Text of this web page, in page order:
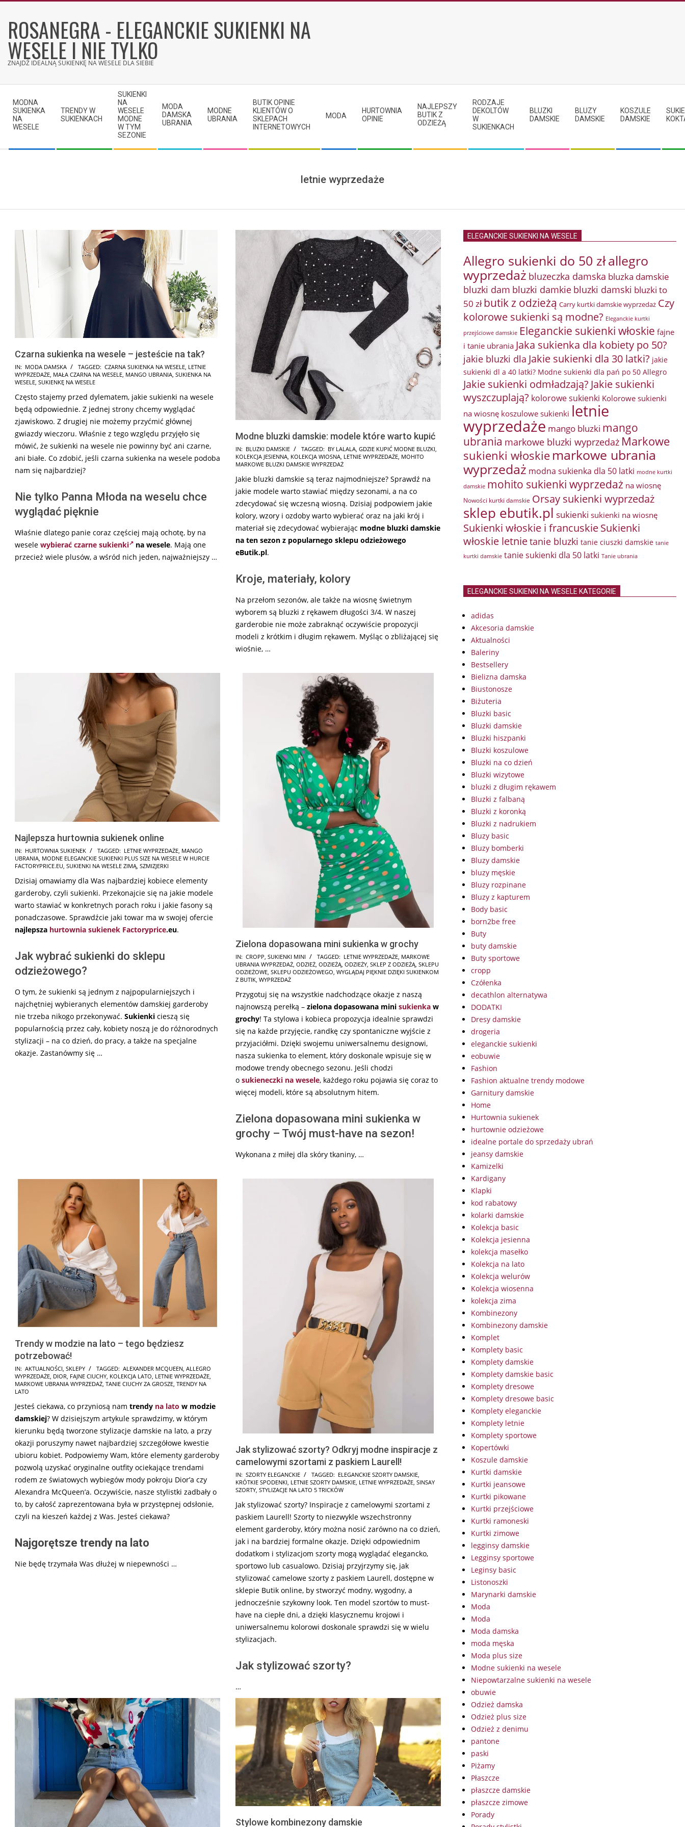
contentROSANEGRA - ELEGANCKIE SUKIENKI NA
WESELE I NIE TYLKO
ZNAJDŹ IDEALNĄ SUKIENKĘ NA WESELE DLA SIEBIE
Navigation
Menu
MODNA
SUKIENKA
NA
WESELE
TRENDY W
SUKIENKACH
SUKIENKI
NA
WESELE
MODNE
W TYM
SEZONIE
MODA
DAMSKA
UBRANIA
MODNE
UBRANIA
BUTIK OPINIE
KLIENTÓW O
SKLEPACH
INTERNETOWYCH
MODA
HURTOWNIA
OPINIE
NAJLEPSZY
BUTIK Z
ODZIEŻĄ
RODZAJE
DEKOLTÓW
W
SUKIENKACH
BLUZKI
DAMSKIE
BLUZY
DAMSKIE
KOSZULE
DAMSKIE
letnie wyprzedaże
Czarna sukienka na wesele – jesteście na tak?
2026-
05-
IN: MODA DAMSKA TAGGED: CZARNA SUKIENKA NA WESELE, LETNIE
WYPRZEDAŻE, MAŁA CZARNA NA WESELE, MANGO UBRANIA, SUKIENKA NA
WESELE, SUKIENKĘ NA WESELE
Często stajemy przed dylematem, jakie sukienki na wesele
będą odpowiednie. Z jednej strony chcemy wyglądać
zjawiskowo. Z drugiej nie możemy przyćmić głównej
gwiazdy wieczoru. Właśnie z tego względu przyjęło się
mówić, że sukienki na wesele nie powinny być ani czarne,
ani białe. Co zdobić, jeśli czarna sukienka na wesele podoba
nam się najbardziej?
Nie tylko Panna Młoda na weselu chce
wyglądać pięknie
Właśnie dlatego panie coraz częściej mają ochotę, by na
wesele wybierać czarne sukienki na wesele. Mają one
przecież wiele plusów, a wśród nich jeden, najważniejszy …
Modne bluzki damskie: modele które warto kupić
2026-
01-
IN: BLUZKI DAMSKIE TAGGED: BY LALALA, GDZIE KUPIĆ MODNE BLUZKI,
KOLEKCJA JESIENNA, KOLEKCJA WIOSNA, LETNIE WYPRZEDAŻE, MOHITO
MARKOWE BLUZKI DAMSKIE WYPRZEDAŻ
Jakie bluzki damskie są teraz najmodniejsze? Sprawdź na
jakie modele warto stawiać między sezonami, a na co
zdecydować się wczesną wiosną. Dzisiaj podpowiem jakie
kolory, wzory i ozdoby warto wybierać oraz na jaki krój i
materiał się zdecydować wybierając modne bluzki damskie
na ten sezon z popularnego sklepu odzieżowego
eButik.pl.
Kroje, materiały, kolory
Na przełom sezonów, ale także na wiosnę świetnym
wyborem są bluzki z rękawem długości 3/4. W naszej
garderobie nie może zabraknąć oczywiście propozycji
modeli z krótkim i długim rękawem. Myśląc o zbliżającej się
wiośnie, …
Najlepsza hurtownia sukienek online
2025-
12-
IN: HURTOWNIA SUKIENEK TAGGED: LETNIE WYPRZEDAŻE, MANGO
UBRANIA, MODNE ELEGANCKIE SUKIENKI PLUS SIZE NA WESELE W HURCIE
FACTORYPRICE.EU, SUKIENKI NA WESELE ZIMĄ, SZMIZJERKI
Dzisiaj omawiamy dla Was najbardziej kobiece elementy
garderoby, czyli sukienki. Przekonajcie się na jakie modele
warto stawiać w konkretnych porach roku i jakie fasony są
ponadczasowe. Sprawdźcie jaki towar ma w swojej ofercie
najlepsza hurtownia sukienek Factoryprice.eu.
Jak wybrać sukienki do sklepu
odzieżowego?
O tym, że sukienki są jednym z najpopularniejszych i
najchętniej wybieranych elementów damskiej garderoby
nie trzeba nikogo przekonywać. Sukienki cieszą się
popularnością przez cały, kobiety noszą je do różnorodnych
stylizacji – na co dzień, do pracy, a także na specjalne
okazje. Zastanówmy się …
Zielona dopasowana mini sukienka w grochy
2025-
08-
31
IN: CROPP SUKIENKI MINI TAGGED: LETNIE WYPRZEDAŻE MARKOWE
UBRANIA WYPRZEDAŻ ODZIEŻ ODZIEŻĄ ODZIEŻY SKLEP Z ODZIEŻĄ SKLEPU
ODZIEŻOWE SKLEPU ODZIEŻOWEGO WYGLĄDAJ PIĘKNIE DZIĘKI SUKIENKOM
Z BUTIK WYPRZEDAŻ
Przygotuj się na wszystkie nadchodzące okazje z naszą
najnowszą perełką – zielona dopasowana mini sukienka w
grochy! Ta stylowa i kobieca propozycja idealnie sprawdzi
się na każde przyjęcie, randkę czy spontaniczne wyjście z
przyjaciółmi. Dzięki swojemu uniwersalnemu designowi,
nasza sukienka to element, który doskonale wpisuje się w
modowe trendy obecnego sezonu. Jeśli chodzi
o sukieneczki na wesele, każdego roku pojawia się coraz to
więcej modeli, które są absolutnym hitem.
Zielona dopasowana mini sukienka w
grochy – Twój must-have na sezon!
Wykonana z miłej dla skóry tkaniny, …
Trendy w modzie na lato – tego będziesz
potrzebować!
2025-
05-
01
IN: AKTUALNOŚCI SKLEPY TAGGED: ALEXANDER MCQUEEN ALLEGRO
WYPRZEDAŻE DIOR FAJNE CIUCHY KOLEKCJA LATO LETNIE WYPRZEDAŻE
MARKOWE UBRANIA WYPRZEDAŻ TANIE CIUCHY ZA GROSZE TRENDY NA
LATO
Jesteś ciekawa, co przyniosą nam trendy na lato w modzie
damskiej? W dzisiejszym artykule sprawdzimy, w którym
kierunku będą tworzone stylizacje damskie na lato, a przy
okazji poruszymy nawet najbardziej szczegółowe kwestie
ubioru kobiet. Podpowiemy Wam, które elementy garderoby
pozwolą uzyskać oryginalne outfity ociekające trendami
rodem ze światowych wybiegów mody pokroju Dior’a czy
Alexandra McQueen’a. Oczywiście, nasze stylistki zadbały o
to, by całość zaprezentowana była w przystępnej odsłonie,
czyli na kieszeń każdej z Was. Jesteś ciekawa?
Najgorętsze trendy na lato
Nie będę trzymała Was dłużej w niepewności …
Jak stylizować szorty? Odkryj modne inspiracje z
camelowymi szortami z paskiem Laurell!
2024-
10-
IN: SZORTY ELEGANCKIE TAGGED: ELEGANCKIE SZORTY DAMSKIE
KRÓTKIE SPODENKI LETNIE SZORTY DAMSKIE LETNIE WYPRZEDAŻE SINSAY
SZORTY STYLIZACJE NA LATO 5 TRICKÓW
Jak stylizować szorty? Inspiracje z camelowymi szortami z
paskiem Laurell! Szorty to niezwykle wszechstronny
element garderoby, który można nosić zarówno na co dzień,
jak i na bardziej formalne okazje. Dzięki odpowiednim
dodatkom i stylizacjom szorty mogą wyglądać elegancko,
sportowo lub casualowo. Dzisiaj przyjrzymy się, jak
stylizować camelowe szorty z paskiem Laurell, dostępne w
sklepie Butik online, by stworzyć modny, wygodny, a
jednocześnie szykowny look. Ten model szortów to must-
have na ciepłe dni, a dzięki klasycznemu krojowi i
uniwersalnemu kolorowi doskonale sprawdzi się w wielu
stylizacjach.
Jak stylizować szorty?
…
Stylowe kombinezony damskie
ELEGANCKIE SUKIENKI NA WESELE
Allegro sukienki do 50 złallegro
wyprzedaż bluzeczka damska bluzka damskie
bluzki dam bluzki damkie bluzki damski bluzki to
50 zł butik z odzieżą Carry kurtki damskie wyprzedaż Czy
kolorowe sukienki są modne? Eleganckie kurtki
przejściowe damskie Eleganckie sukienki włoskie fajne
i tanie ubrania Jaka sukienka dla kobiety po 50?
jakie bluzki dla Jakie sukienki dla 30 latki? jakie
sukienki dl a 40 latki? Modne sukienki dla pań po 50 Allegro
Jakie sukienki odmładzają? Jakie sukienki
wyszczuplają? kolorowe sukienki Kolorowe sukienki
na wiosnę koszulowe sukienki letnie
wyprzedaże mango bluzki mango
ubrania markowe bluzki wyprzedaż Markowe
sukienki włoskie markowe ubrania
wyprzedaż modna sukienka dla 50 latki modne kurtki
damskie mohito sukienki wyprzedaż na wiosnę
Nowości kurtki damskie Orsay sukienki wyprzedaż
sklep ebutik.pl sukienki sukienki na wiosnę
Sukienki włoskie i francuskieSukienki
włoskie letnietanie bluzki tanie ciuszki damskie tanie
kurtki damskie tanie sukienki dla 50 latki Tanie ubrania
ELEGANCKIE SUKIENKI NA WESELE KATEGORIE
adidas
Akcesoria damskie
Aktualności
Baleriny
Bestsellery
Bielizna damska
Biustonosze
Biżuteria
Bluzki basic
Bluzki damskie
Bluzki hiszpanki
Bluzki koszulowe
Bluzki na co dzień
Bluzki wizytowe
bluzki z długim rękawem
Bluzki z falbaną
Bluzki z koronką
Bluzki z nadrukiem
Bluzy basic
Bluzy bomberki
Bluzy damskie
bluzy męskie
Bluzy rozpinane
Bluzy z kapturem
Body basic
born2be free
Buty
buty damskie
Buty sportowe
cropp
Czółenka
decathlon alternatywa
DODATKI
Dresy damskie
drogeria
eleganckie sukienki
eobuwie
Fashion
Fashion aktualne trendy modowe
Garnitury damskie
Home
Hurtownia sukienek
hurtownie odzieżowe
idealne portale do sprzedaży ubrań
jeansy damskie
Kamizelki
Kardigany
Klapki
kod rabatowy
kolarki damskie
Kolekcja basic
Kolekcja jesienna
kolekcja masełko
Kolekcja na lato
Kolekcja welurów
Kolekcja wiosenna
kolekcja zima
Kombinezony
Kombinezony damskie
Komplet
Komplety basic
Komplety damskie
Komplety damskie basic
Komplety dresowe
Komplety dresowe basic
Komplety eleganckie
Komplety letnie
Komplety sportowe
Kopertówki
Koszule damskie
Kurtki damskie
Kurtki jeansowe
Kurtki pikowane
Kurtki przejściowe
Kurtki ramoneski
Kurtki zimowe
legginsy damskie
Legginsy sportowe
Leginsy basic
Listonoszki
Marynarki damskie
Moda
Moda
Moda damska
moda męska
Moda plus size
Modne sukienki na wesele
Niepowtarzalne sukienki na wesele
obuwie
Odzież damska
Odzież plus size
Odzież z denimu
pantone
paski
Piżamy
Płaszcze
płaszcze damskie
płaszcze zimowe
Porady